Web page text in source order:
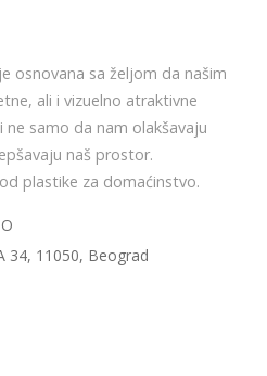
osnovana sa željom da našim
ali i vizuelno atraktivne
samo da nam olakšavaju
naš prostor.
plastike za domaćinstvo.
34, 11050, Beograd